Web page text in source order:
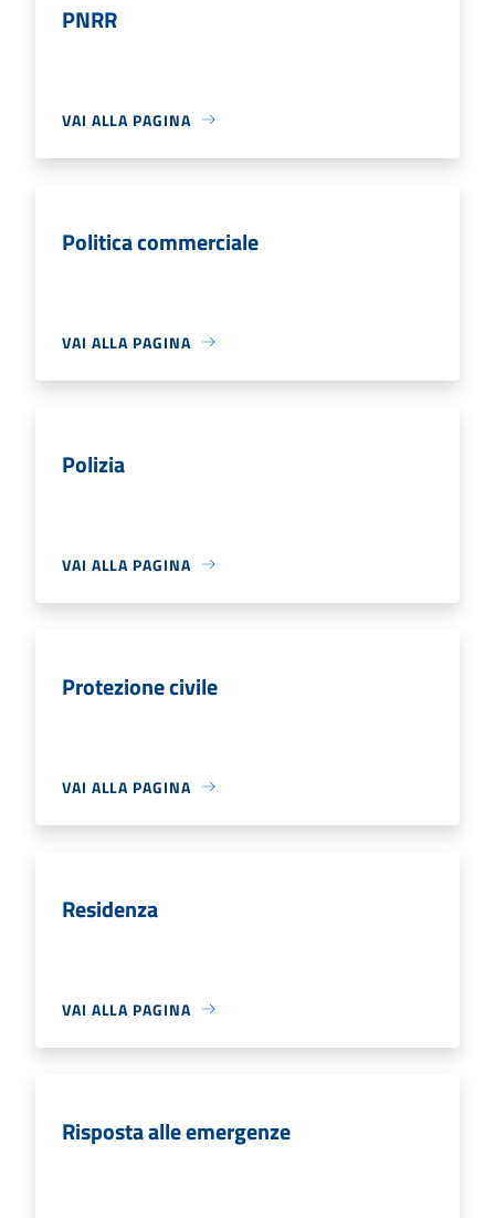
PNRR
VAI ALLA PAGINA
Politica commerciale
VAI ALLA PAGINA
Polizia
VAI ALLA PAGINA
Protezione civile
VAI ALLA PAGINA
Residenza
VAI ALLA PAGINA
Risposta alle emergenze